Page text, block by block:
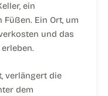
ein
Ein Ort, um
und das
verlängert die
dem